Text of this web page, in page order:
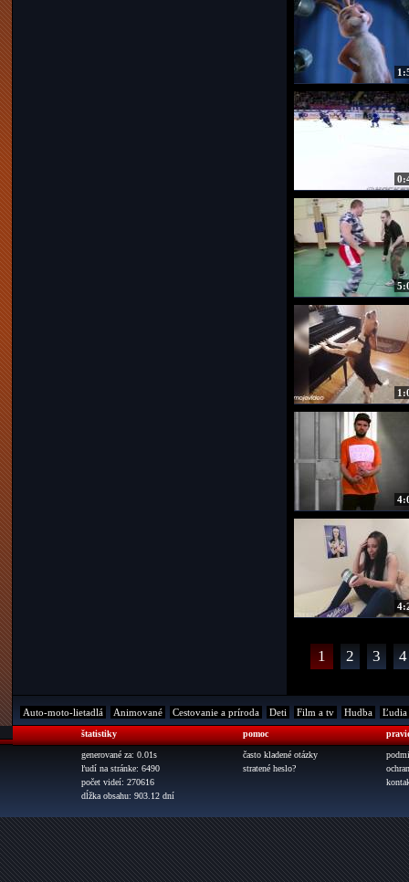
1 2 3 4
Auto-moto-lietadlá Animované Cestovanie a príroda Deti Film a tv Hudba Ľudia
štatistiky
generované za: 0.01s
ľudí na stránke: 6490
počet videí: 270616
dĺžka obsahu: 903.12 dní
pomoc
často kladené otázky
stratené heslo?